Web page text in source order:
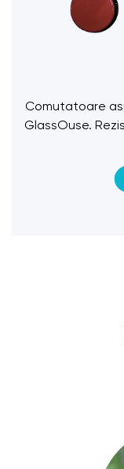
Comutatoare
GlassOuse.